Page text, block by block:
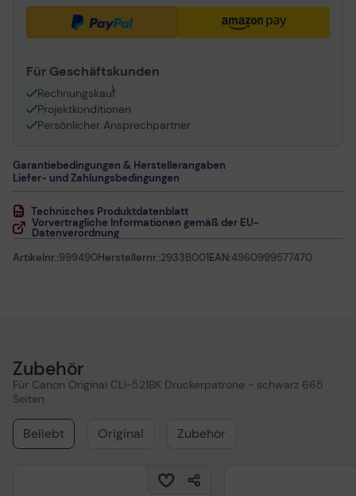
Für Geschäftskunden
Rechnungskauf
1
Projektkonditionen
Persönlicher Ansprechpartner
Garantiebedingungen & Herstellerangaben
Liefer- und Zahlungsbedingungen
Technisches Produktdatenblatt
Vorvertragliche Informationen gemäß der EU-
Datenverordnung
Artikelnr.:999490Herstellernr.:2933B001EAN:4960999577470
Zubehör
Für Canon Original CLI-521BK Druckerpatrone - schwarz 665
Seiten
Beliebt Original Zubehör